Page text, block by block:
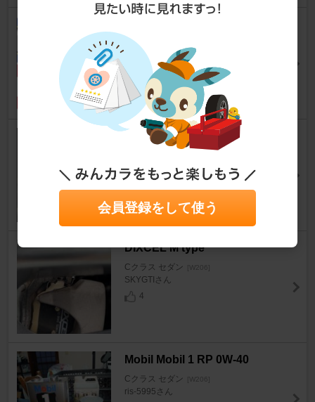
Cクラス セダン
きリぎリすさん
770
H&R H&Rダウンサス
NABEゾウさん
DIXCEL M type
Cクラス セダン [W206]
SKYGTIさん
4
Mobil Mobil 1 RP 0W-40
Cクラス セダン [W206]
ris-5995さん
会員登録をして使う